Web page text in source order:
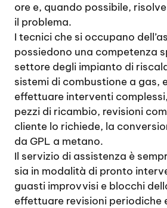
ore e, quando possibile,
il problema.
I tecnici che si occupano
possiedono una competenza
settore degli impianto di
sistemi di combustione a gas,
effettuare interventi
pezzi di ricambio, revisioni
cliente lo richiede, la
da GPL a metano.
Il servizio di assistenza è
sia in modalità di pronto
guasti improvvisi e blocchi
effettuare revisioni periodiche